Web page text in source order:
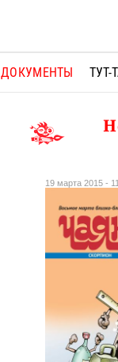
ДОКУМЕНТЫ
19 марта 2015 -